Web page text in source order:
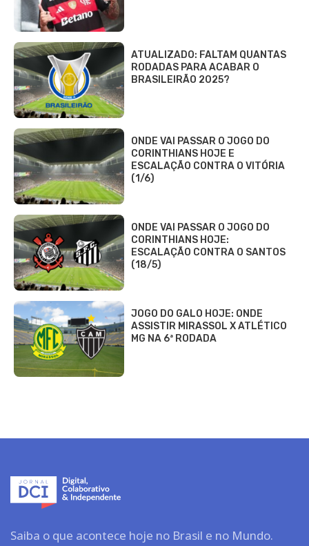
ATUALIZADO: FALTAM QUANTAS
RODADAS PARA ACABAR O
BRASILEIRÃO 2025?
ONDE VAI PASSAR O JOGO DO
CORINTHIANS HOJE E
ESCALAÇÃO CONTRA O VITÓRIA
(1/6)
ONDE VAI PASSAR O JOGO DO
CORINTHIANS HOJE:
ESCALAÇÃO CONTRA O SANTOS
(18/5)
JOGO DO GALO HOJE: ONDE
ASSISTIR MIRASSOL X ATLÉTICO
MG NA 6ª RODADA
Saiba o que acontece hoje no Brasil e no Mundo.